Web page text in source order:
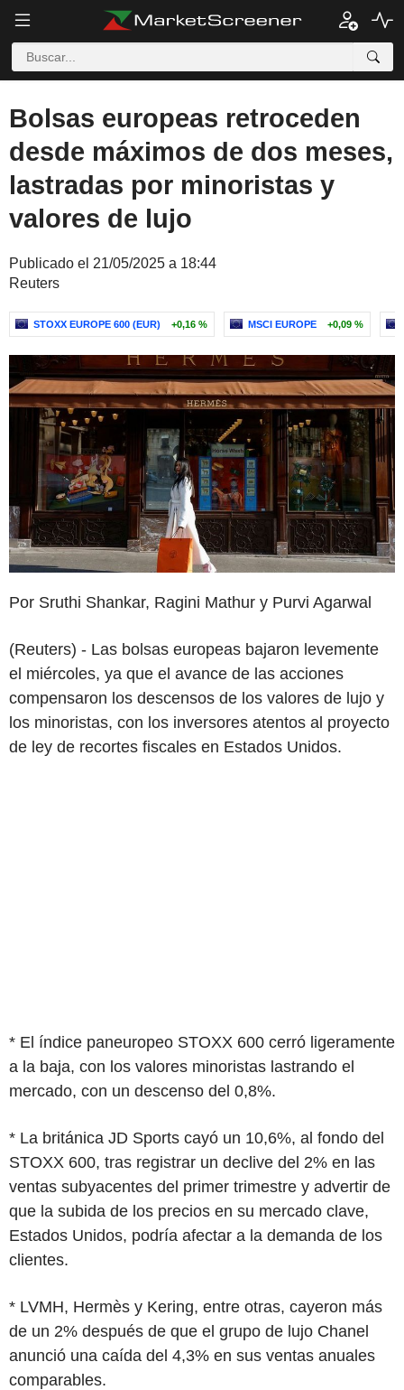
Bolsas europeas retroceden
desde máximos de dos meses,
lastradas por minoristas y
valores de lujo
Publicado el 21/05/2025 a 18:44
Reuters
STOXX EUROPE 600 (EUR) +0,16 % MSCI EUROPE +0,09 %
Por Sruthi Shankar, Ragini Mathur y Purvi Agarwal
(Reuters) - Las bolsas europeas bajaron levemente
el miércoles, ya que el avance de las acciones
compensaron los descensos de los valores de lujo y
los minoristas, con los inversores atentos al proyecto
de ley de recortes fiscales en Estados Unidos.
* El índice paneuropeo STOXX 600 cerró ligeramente
a la baja, con los valores minoristas lastrando el
mercado, con un descenso del 0,8%.
* La británica JD Sports cayó un 10,6%, al fondo del
STOXX 600, tras registrar un declive del 2% en las
ventas subyacentes del primer trimestre y advertir de
que la subida de los precios en su mercado clave,
Estados Unidos, podría afectar a la demanda de los
clientes.
* LVMH, Hermès y Kering, entre otras, cayeron más
de un 2% después de que el grupo de lujo Chanel
anunció una caída del 4,3% en sus ventas anuales
comparables.